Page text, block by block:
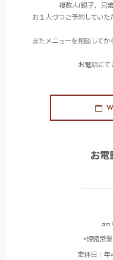
複数人(親子、兄
お１人づつご予約してい
またメニューを相談して
お電話にて
お電
am
*短縮営業
定休日：年